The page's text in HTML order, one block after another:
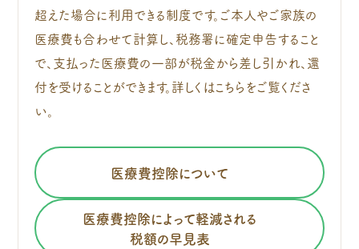
超えた場合に利用できる制度です。ご本人やご家族の
医療費も合わせて計算し、税務署に確定申告すること
で、支払った医療費の一部が税金から差し引かれ、還
付を受けることができます。詳しくはこちらをご覧くださ
い。
医療費控除について
医療費控除によって軽減される
税額の早見表